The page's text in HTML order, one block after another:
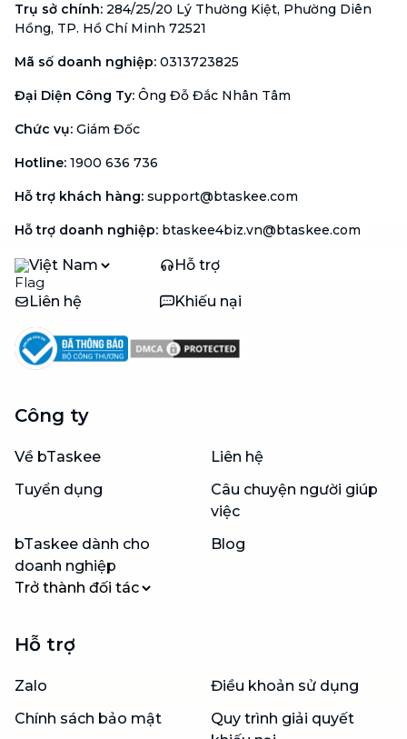
Trụ sở chính: 284/25/20 Lý Thường Kiệt, Phường Diên
Hồng, TP. Hồ Chí Minh 72521
Mã số doanh nghiệp: 0313723825
Đại Diện Công Ty: Ông Đỗ Đắc Nhân Tâm
Chức vụ: Giám Đốc
Hotline: 1900 636 736
Hỗ trợ khách hàng: support@btaskee.com
Hỗ trợ doanh nghiệp: btaskee4biz.vn@btaskee.com
Việt Nam Hỗ trợ
Liên hệ Khiếu nại
Công ty
Về bTaskee
Liên hệ
Tuyển dụng
Câu chuyện người giúp
việc
bTaskee dành cho
doanh nghiệp
Blog
Trở thành đối tác
Hỗ trợ
Zalo
Điều khoản sử dụng
Chính sách bảo mật
Quy trình giải quyết